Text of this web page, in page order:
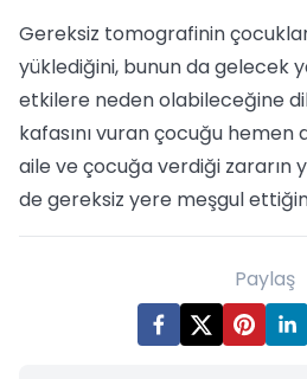
Gereksiz tomografinin
yüklediğini, bunun da gelecek
etkilere neden olabileceğine
kafasını vuran çocuğu
aile ve çocuğa verdiği zararın
de gereksiz yere meşgul
Paylaş